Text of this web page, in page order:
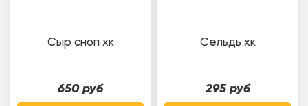
Сыр сноп хк
650 руб
Сельдь хк
295 руб